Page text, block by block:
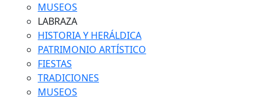
MUSEOS
LABRAZA
HISTORIA Y HERÁLDICA
PATRIMONIO ARTÍSTICO
FIESTAS
TRADICIONES
MUSEOS